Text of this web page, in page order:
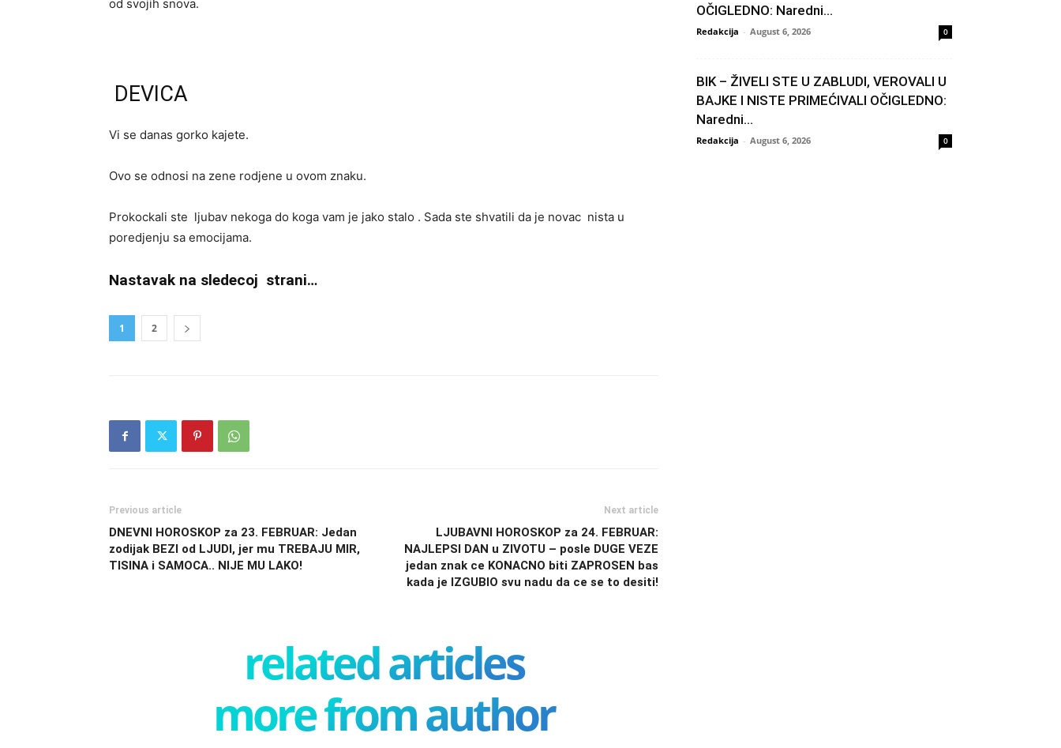
od svojih snova.
DEVICA
Vi se danas gorko kajete.
Ovo se odnosi na zene rodjene u ovom znaku.
Prokockali ste ljubav nekoga do koga vam je jako stalo . Sada ste shvatili da je novac nista u
poredjenju sa emocijama.
Nastavak na sledecoj strani…
1 2
Previous article
DNEVNI HOROSKOP za 23. FEBRUAR: Jedan
zodijak BEZI od LJUDI, jer mu TREBAJU MIR,
TISINA i SAMOCA.. NIJE MU LAKO!
Next article
LJUBAVNI HOROSKOP za 24. FEBRUAR:
NAJLEPSI DAN u ZIVOTU – posle DUGE VEZE
jedan znak ce KONACNO biti ZAPROSEN bas
kada je IZGUBIO svu nadu da ce se to desiti!
related articles
more from author
OČIGLEDNO: Naredni...
Redakcija - August 6, 2026 0
BIK – ŽIVELI STE U ZABLUDI, VEROVALI U
BAJKE I NISTE PRIMEĆIVALI OČIGLEDNO:
Naredni...
Redakcija - August 6, 2026 0